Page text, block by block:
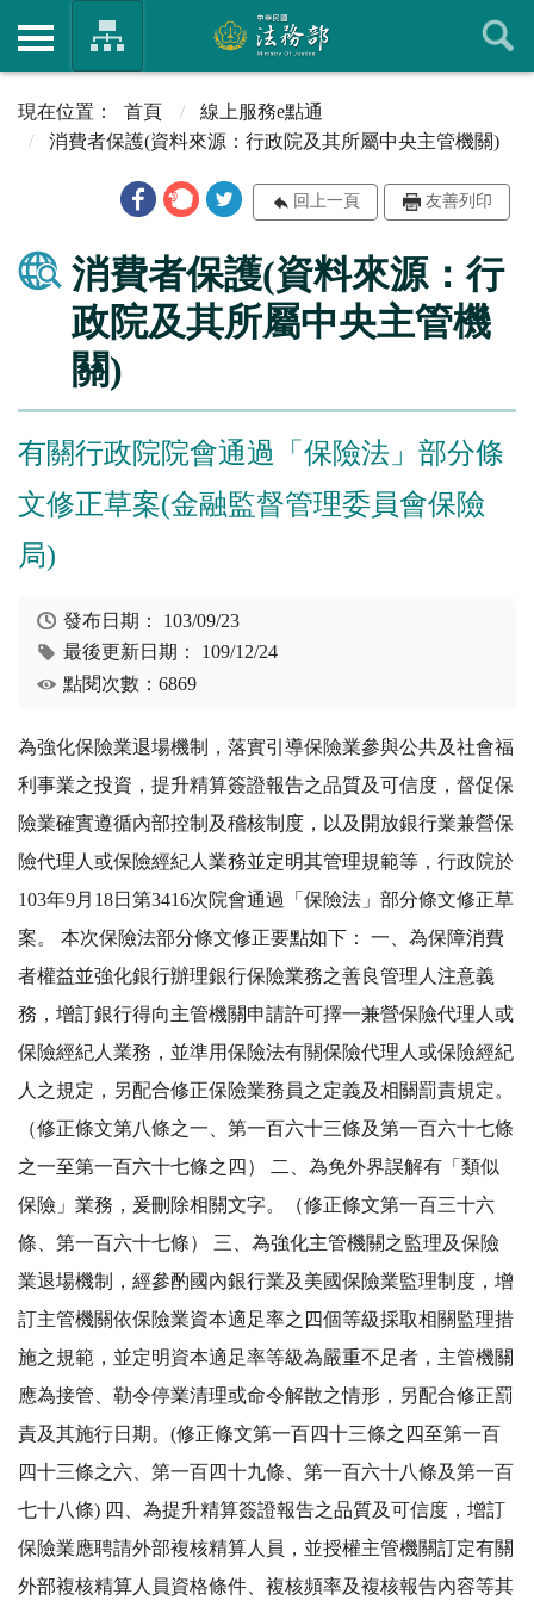
首頁
線上服務e點通
消費者保護(資料來源：行政院及其所屬中央主管機關)
回上一頁 友善列印
消費者保護(資料來源：行
政院及其所屬中央主管機
關)
有關行政院院會通過「保險法」部分條
文修正草案(金融監督管理委員會保險
局)
發布日期： 103/09/23
最後更新日期： 109/12/24
點閱次數：6869
為強化保險業退場機制，落實引導保險業參與公共及社會福
利事業之投資，提升精算簽證報告之品質及可信度，督促保
險業確實遵循內部控制及稽核制度，以及開放銀行業兼營保
險代理人或保險經紀人業務並定明其管理規範等，行政院於
103年9月18日第3416次院會通過「保險法」部分條文修正草
案。 本次保險法部分條文修正要點如下： 一、為保障消費
者權益並強化銀行辦理銀行保險業務之善良管理人注意義
務，增訂銀行得向主管機關申請許可擇一兼營保險代理人或
保險經紀人業務，並準用保險法有關保險代理人或保險經紀
人之規定，另配合修正保險業務員之定義及相關罰責規定。
（修正條文第八條之一、第一百六十三條及第一百六十七條
之一至第一百六十七條之四） 二、為免外界誤解有「類似
保險」業務，爰刪除相關文字。（修正條文第一百三十六
條、第一百六十七條） 三、為強化主管機關之監理及保險
業退場機制，經參酌國內銀行業及美國保險業監理制度，增
訂主管機關依保險業資本適足率之四個等級採取相關監理措
施之規範，並定明資本適足率等級為嚴重不足者，主管機關
應為接管、勒令停業清理或命令解散之情形，另配合修正罰
責及其施行日期。(修正條文第一百四十三條之四至第一百
四十三條之六、第一百四十九條、第一百六十八條及第一百
七十八條) 四、為提升精算簽證報告之品質及可信度，增訂
保險業應聘請外部複核精算人員，並授權主管機關訂定有關
外部複核精算人員資格條件、複核頻率及複核報告內容等其